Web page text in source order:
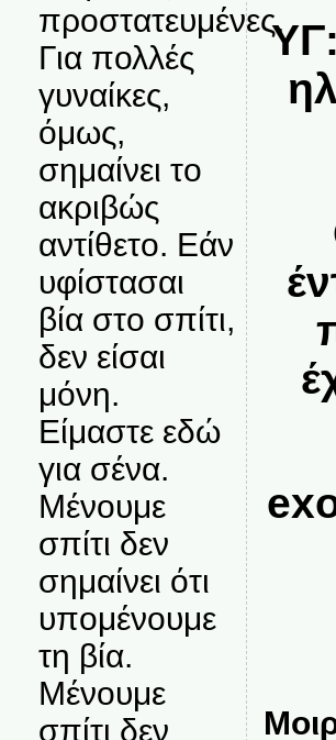
προστατευμένες.
Για πολλές
γυναίκες,
όμως,
σημαίνει το
ακριβώς
αντίθετο. Εάν
υφίστασαι
βία στο σπίτι,
δεν είσαι
μόνη.
Είμαστε εδώ
για σένα.
Μένουμε
σπίτι δεν
σημαίνει ότι
υπομένουμε
τη βία.
Μένουμε
σπίτι δεν